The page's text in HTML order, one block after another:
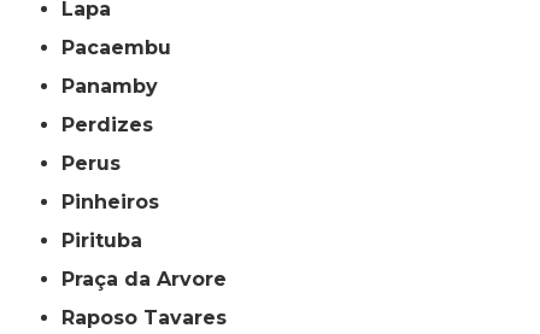
Lapa
Pacaembu
Panamby
Perdizes
Perus
Pinheiros
Pirituba
Praça da Arvore
Raposo Tavares